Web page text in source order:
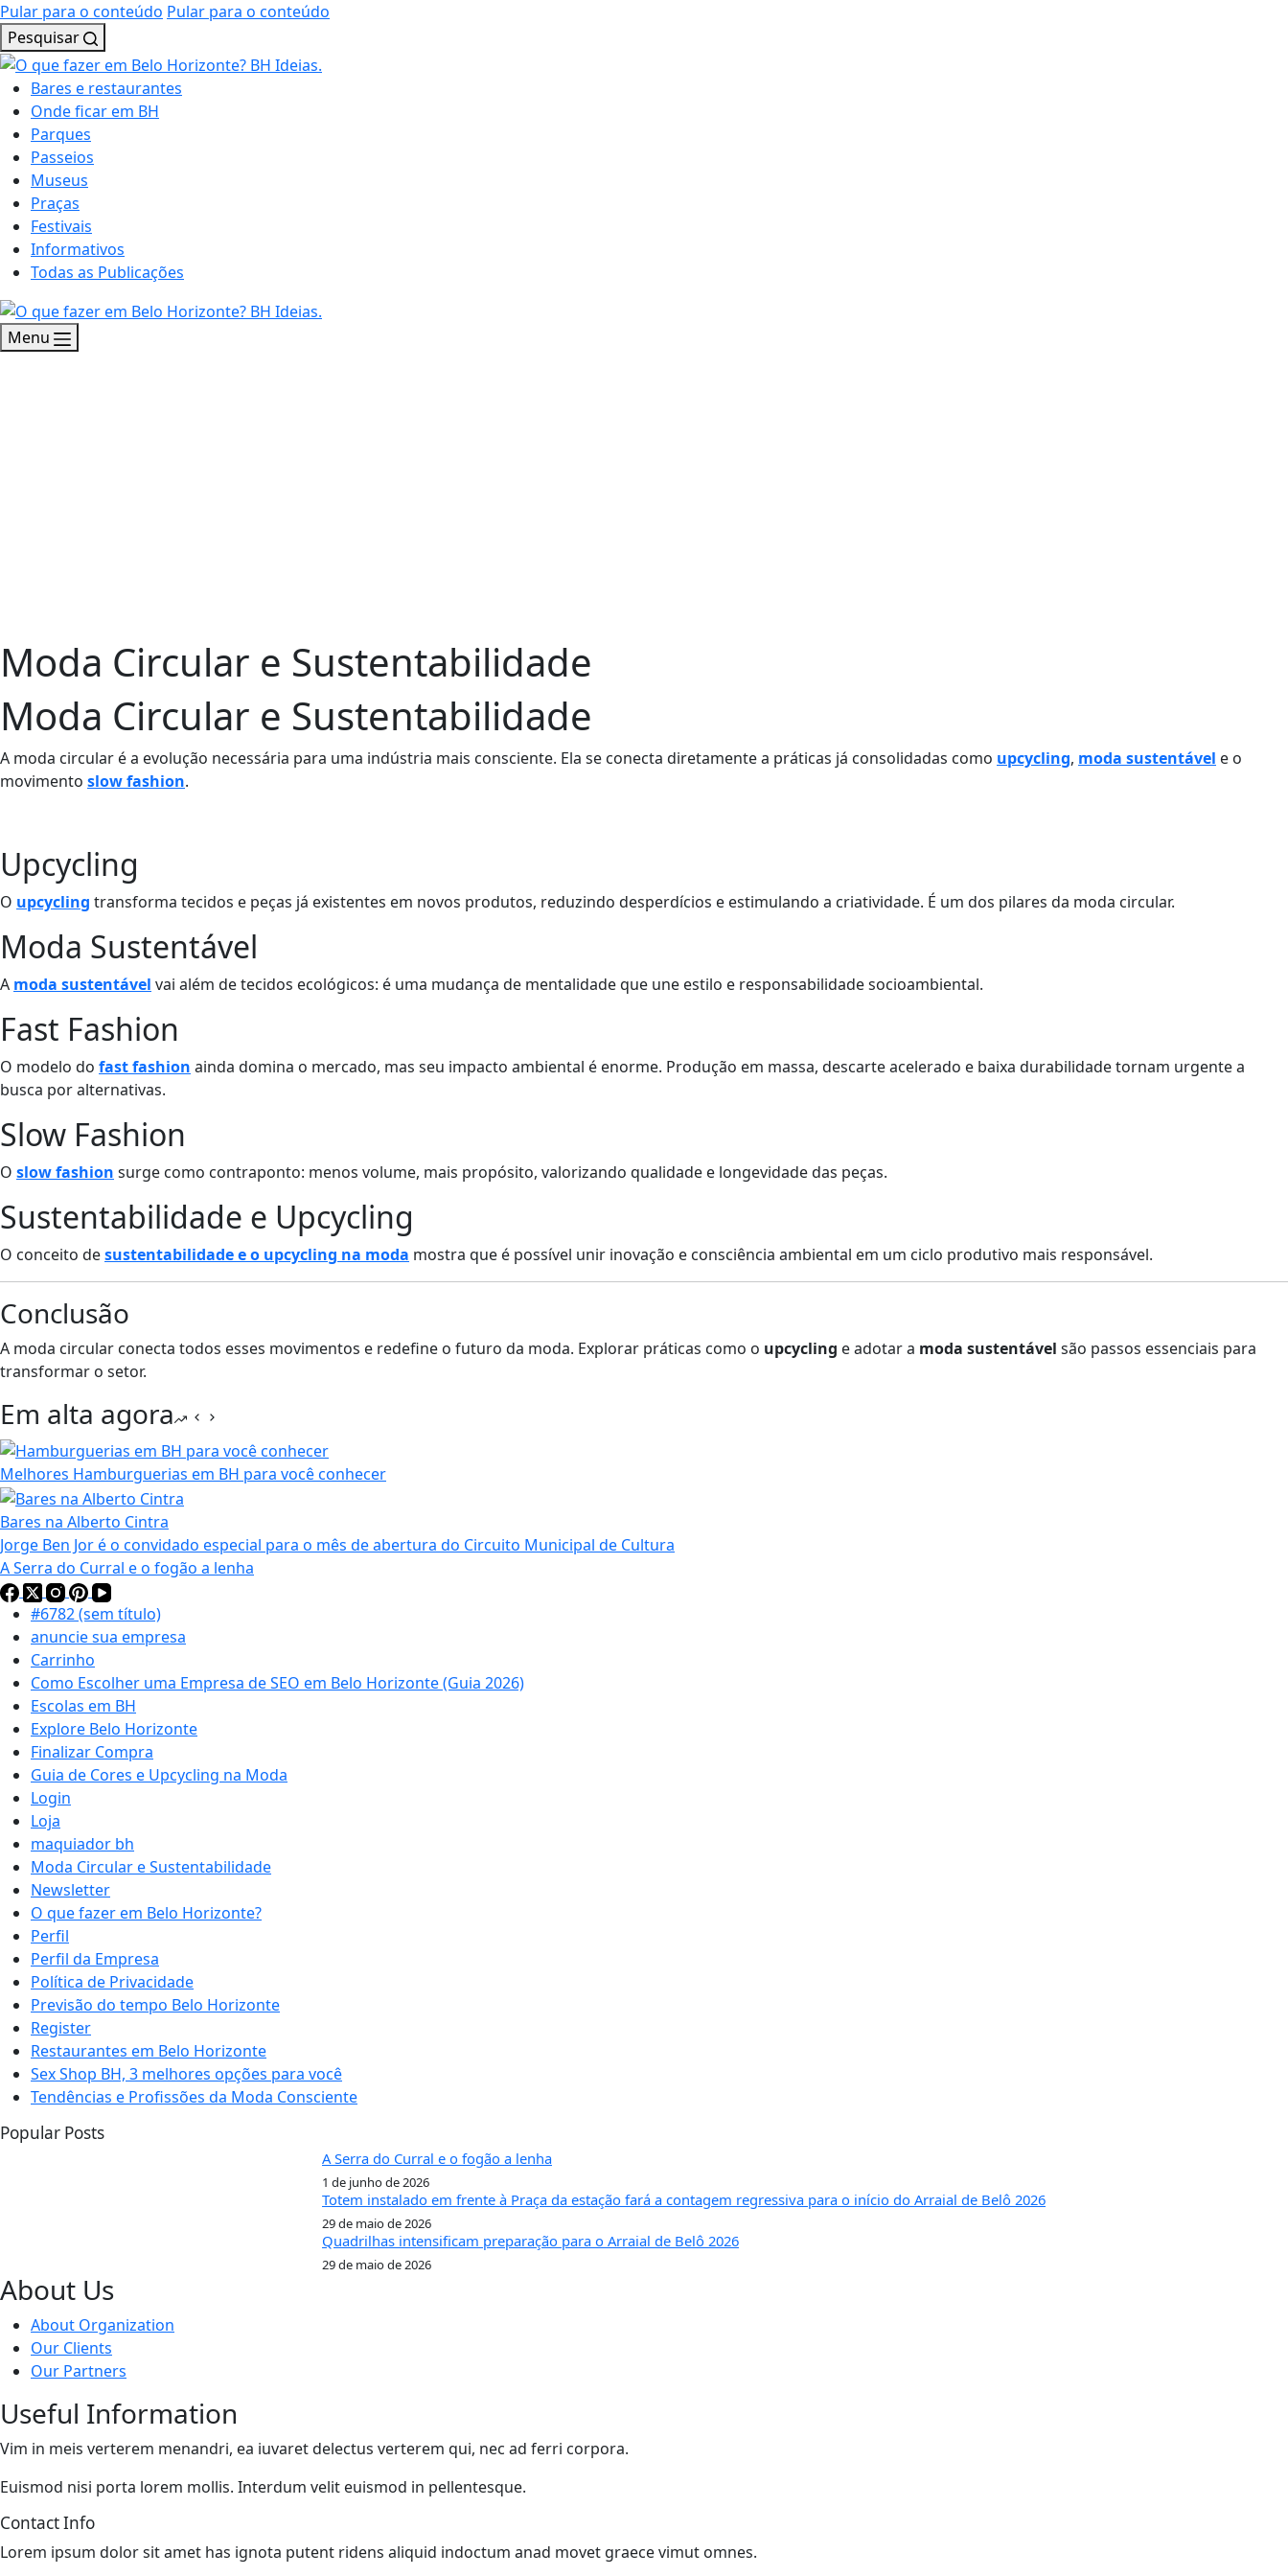
Pular para o conteúdo Pular para o conteúdo
Pesquisar
Bares e restaurantes
Onde ficar em BH
Parques
Passeios
Museus
Praças
Festivais
Informativos
Todas as Publicações
Menu
Moda Circular e Sustentabilidade
Moda Circular e Sustentabilidade
A moda circular é a evolução necessária para uma indústria mais consciente. Ela se conecta diretamente a práticas já consolidadas como upcycling, moda sustentável e o
movimento slow fashion.
Upcycling
O upcycling transforma tecidos e peças já existentes em novos produtos, reduzindo desperdícios e estimulando a criatividade. É um dos pilares da moda circular.
Moda Sustentável
A moda sustentável vai além de tecidos ecológicos: é uma mudança de mentalidade que une estilo e responsabilidade socioambiental.
Fast Fashion
O modelo do fast fashion ainda domina o mercado, mas seu impacto ambiental é enorme. Produção em massa, descarte acelerado e baixa durabilidade tornam urgente a
busca por alternativas.
Slow Fashion
O slow fashion surge como contraponto: menos volume, mais propósito, valorizando qualidade e longevidade das peças.
Sustentabilidade e Upcycling
O conceito desustentabilidade e o upcycling na moda mostra que é possível unir inovação e consciência ambiental em um ciclo produtivo mais responsável.
Conclusão
A moda circular conecta todos esses movimentos e redefine o futuro da moda. Explorar práticas como o upcycling e adotar a moda sustentável são passos essenciais para
transformar o setor.
Em alta agora
Melhores Hamburguerias em BH para você conhecer
Bares na Alberto Cintra
Jorge Ben Jor é o convidado especial para o mês de abertura do Circuito Municipal de Cultura
A Serra do Curral e o fogão a lenha
#6782 (sem título)
anuncie sua empresa
Carrinho
Como Escolher uma Empresa de SEO em Belo Horizonte (Guia 2026)
Escolas em BH
Explore Belo Horizonte
Finalizar Compra
Guia de Cores e Upcycling na Moda
Login
Loja
maquiador bh
Moda Circular e Sustentabilidade
Newsletter
O que fazer em Belo Horizonte?
Perfil
Perfil da Empresa
Política de Privacidade
Previsão do tempo Belo Horizonte
Register
Restaurantes em Belo Horizonte
Sex Shop BH, 3 melhores opções para você
Tendências e Profissões da Moda Consciente
Popular Posts
A Serra do Curral e o fogão a lenha
1 de junho de 2026
Totem instalado em frente à Praça da estação fará a contagem regressiva para o início do Arraial de Belô 2026
29 de maio de 2026
Quadrilhas intensificam preparação para o Arraial de Belô 2026
29 de maio de 2026
About Us
About Organization
Our Clients
Our Partners
Useful Information
Vim in meis verterem menandri, ea iuvaret delectus verterem qui, nec ad ferri corpora.
Euismod nisi porta lorem mollis. Interdum velit euismod in pellentesque.
Contact Info
Lorem ipsum dolor sit amet has ignota putent ridens aliquid indoctum anad movet graece vimut omnes.